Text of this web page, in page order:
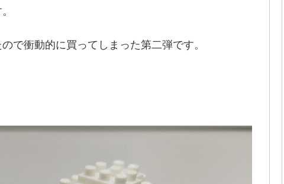
で衝動的に買ってしまった第二弾です。